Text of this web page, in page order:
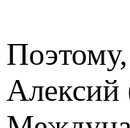
Алексий